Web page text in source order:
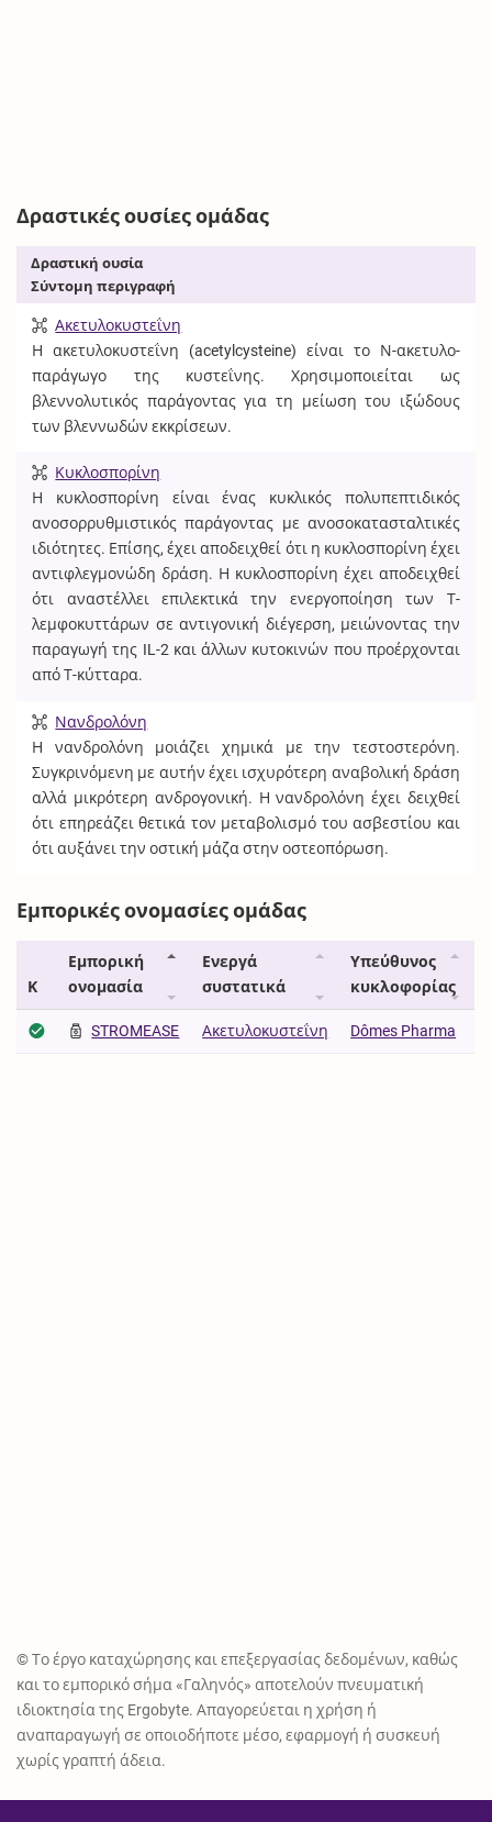
Δραστικές ουσίες ομάδας
Δραστική ουσία
Σύντομη περιγραφή
Ακετυλοκυστεΐνη
Η ακετυλοκυστεΐνη (acetylcysteine) είναι το Ν-ακετυλο-
παράγωγο της κυστεΐνης. Χρησιμοποιείται ως
βλεννολυτικός παράγοντας για τη μείωση του ιξώδους
των βλεννωδών εκκρίσεων.
Κυκλοσπορίνη
Η κυκλοσπορίνη είναι ένας κυκλικός πολυπεπτιδικός
ανοσορρυθμιστικός παράγοντας με ανοσοκατασταλτικές
ιδιότητες. Επίσης, έχει αποδειχθεί ότι η κυκλοσπορίνη έχει
αντιφλεγμονώδη δράση. Η κυκλοσπορίνη έχει αποδειχθεί
ότι αναστέλλει επιλεκτικά την ενεργοποίηση των Τ-
λεμφοκυττάρων σε αντιγονική διέγερση, μειώνοντας την
παραγωγή της IL-2 και άλλων κυτοκινών που προέρχονται
από Τ-κύτταρα.
Νανδρολόνη
Η νανδρολόνη μοιάζει χημικά με την τεστοστερόνη.
Συγκρινόμενη με αυτήν έχει ισχυρότερη αναβολική δράση
αλλά μικρότερη ανδρογονική. Η νανδρολόνη έχει δειχθεί
ότι επηρεάζει θετικά τον μεταβολισμό του ασβεστίου και
ότι αυξάνει την οστική μάζα στην οστεοπόρωση.
Εμπορικές ονομασίες ομάδας
Κ
Εμπορική
ονομασία
Ενεργά
συστατικά
Υπεύθυνος
κυκλοφορίας
STROMEASE Ακετυλοκυστεΐνη Dômes Pharma
© Το έργο καταχώρησης και επεξεργασίας δεδομένων, καθώς
και το εμπορικό σήμα «Γαληνός» αποτελούν πνευματική
ιδιοκτησία της Ergobyte. Απαγορεύεται η χρήση ή
αναπαραγωγή σε οποιοδήποτε μέσο, εφαρμογή ή συσκευή
χωρίς γραπτή άδεια.